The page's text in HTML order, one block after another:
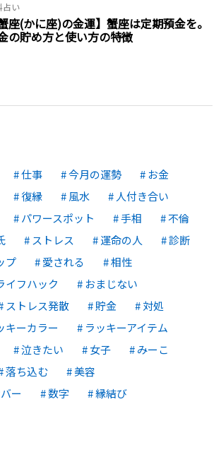
占い
蟹座(かに座)の金運】蟹座は定期預金を。
の貯め方と使い方の特徴
仕事 今月の運勢
お金
復縁 風水
人付き合い
パワースポット 手相
不倫
ストレス 運命の人
診断
プ 愛される
相性
イフハック
おまじない
ストレス発散 貯金
対処
キーカラー
ラッキーアイテム
泣きたい 女子
みーこ
落ち込む
美容
ー
数字 縁結び